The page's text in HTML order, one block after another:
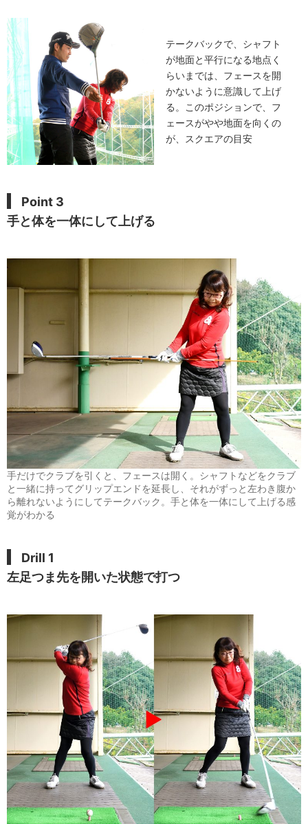
テークバックで、シャフト
が地面と平行になる地点く
らいまでは、フェースを開
かないように意識して上げ
る。このポジションで、フ
ェースがやや地面を向くの
が、スクエアの目安
Point 3
手と体を一体にして上げる
手だけでクラブを引くと、フェースは開く。シャフトなどをクラブ
と一緒に持ってグリップエンドを延長し、それがずっと左わき腹か
ら離れないようにしてテークバック。手と体を一体にして上げる感
覚がわかる
Drill 1
左足つま先を開いた状態で打つ